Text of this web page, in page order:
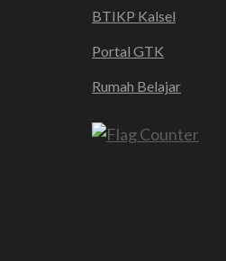
BTIKP Kalsel
Portal GTK
Rumah Belajar